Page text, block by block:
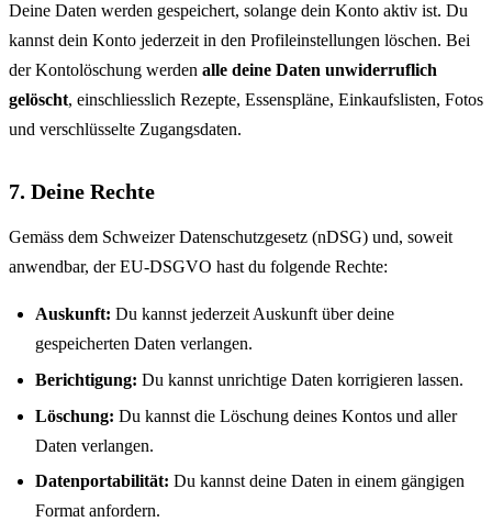
Deine Daten werden gespeichert, solange dein Konto aktiv ist. Du
kannst dein Konto jederzeit in den Profileinstellungen löschen. Bei
der Kontolöschung werden alle deine Daten unwiderruflich
gelöscht, einschliesslich Rezepte, Essenspläne, Einkaufslisten, Fotos
und verschlüsselte Zugangsdaten.
7. Deine Rechte
Gemäss dem Schweizer Datenschutzgesetz (nDSG) und, soweit
anwendbar, der EU-DSGVO hast du folgende Rechte:
Auskunft: Du kannst jederzeit Auskunft über deine
gespeicherten Daten verlangen.
Berichtigung: Du kannst unrichtige Daten korrigieren lassen.
Löschung: Du kannst die Löschung deines Kontos und aller
Daten verlangen.
Datenportabilität: Du kannst deine Daten in einem gängigen
Format anfordern.